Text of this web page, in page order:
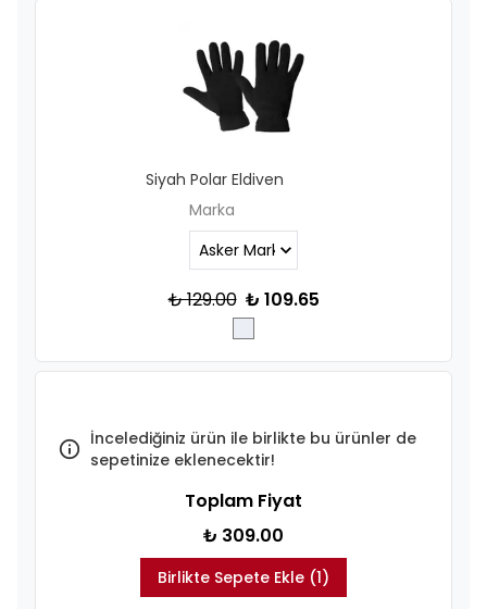
Siyah Polar Eldiven
Marka
₺ 129.00 ₺ 109.65
İncelediğiniz ürün ile birlikte bu ürünler de
sepetinize eklenecektir!
Toplam Fiyat
₺ 309.00
Birlikte Sepete Ekle (1)